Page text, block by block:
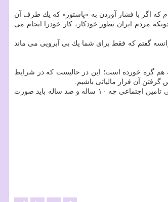
كه اگر با فشار آوردن به «پاستور» كه یك طرف آن
مردم ایران بطور خودكار، كار خودرا انجام می
گفتم كه فقط برای شما یك بی آبرویی می ماند
هم گره خورده است؛ این در حالیست كه در شرایط
گرفتن آن فرار مالیاتی باشیم.
وی اضافه كرد: باید اجازه دهیم چرخ های آن بنگاه اقتصادی به هر ترتیبی كه ممكنست بچرخد حتی اگر ما بخواهیم به حق مالیات را وصول كنیم؛ این در حالیست كه حسابرسی تامین اجتماعی چه ۱۰ ساله و صد ساله باید صورت